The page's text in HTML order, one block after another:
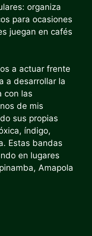
organiza
para ocasiones
juegan en cafés
a actuar frente
a desarrollar la
con las
de mis
sus propias
índigo,
Estas bandas
en lugares
Amapola